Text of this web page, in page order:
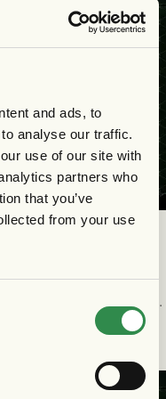
and ads, to
analyse our traffic.
use of our site with
partners who
that you’ve
from your use
23/7
mot FC
kl 19.00! Fredrik
följande trupp till